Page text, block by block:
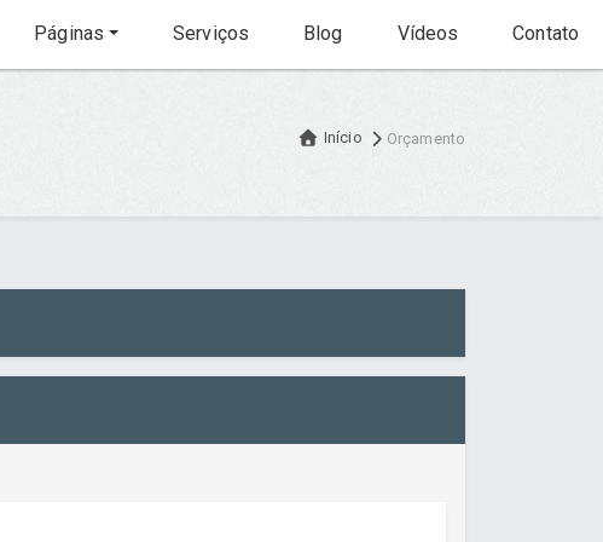
Páginas Serviços Blog Vídeos Contato
Início Orçamento